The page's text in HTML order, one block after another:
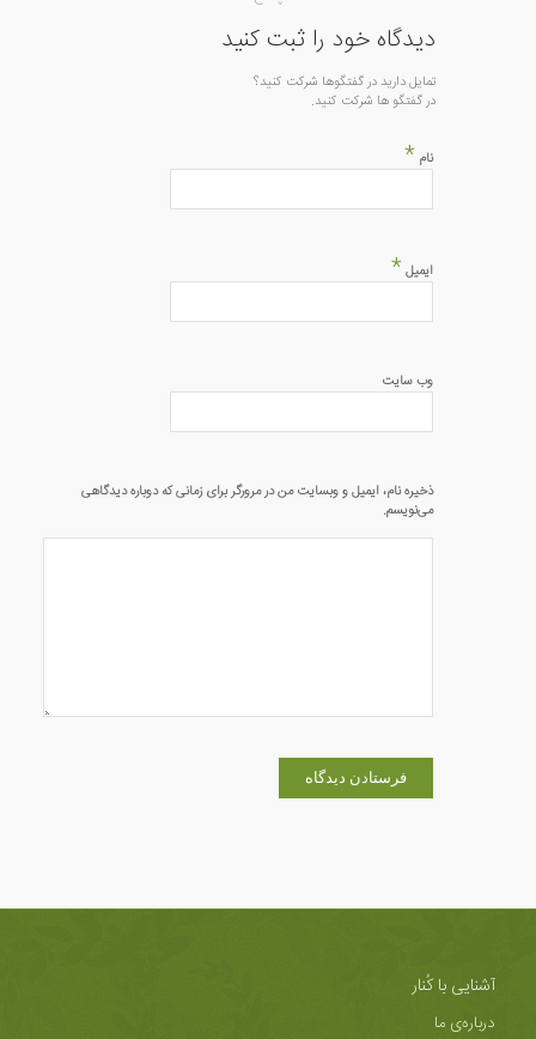
دیدگاه خود را ثبت کنید
تمایل دارید در گفتگوها شرکت کنید؟
در گفتگو ها شرکت کنید.
نام *
ایمیل*
وب‌ سایت
ذخیره نام، ایمیل و وبسایت من در مرورگر برای زمانی که دوباره دیدگاهی
می‌نویسم.
آشنایی با کُنار
درباره‌ی ما